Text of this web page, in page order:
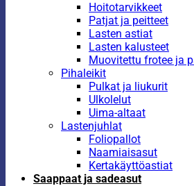
Hoitotarvikkeet
Patjat ja peitteet
Lasten astiat
Lasten kalusteet
Muovitettu frotee ja
Pihaleikit
Pulkat ja liukurit
Ulkolelut
Uima-altaat
Lastenjuhlat
Foliopallot
Naamiaisasut
Kertakäyttöastiat
Saappaat ja sadeasut